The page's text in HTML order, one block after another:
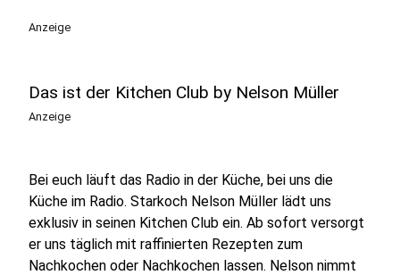
Anzeige
Das ist der Kitchen Club by Nelson Müller
Anzeige
Bei euch läuft das Radio in der Küche, bei uns die
Küche im Radio. Starkoch Nelson Müller lädt uns
exklusiv in seinen Kitchen Club ein. Ab sofort versorgt
er uns täglich mit raffinierten Rezepten zum
Nachkochen oder Nachkochen lassen. Nelson nimmt